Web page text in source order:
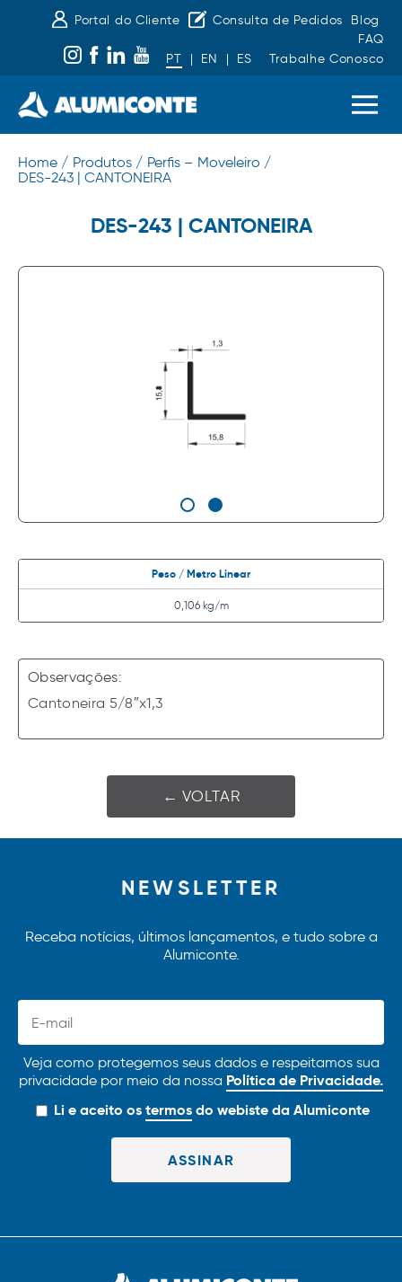
Portal do Cliente Consulta de Pedidos
Blog
FAQ
PT
| EN | ES Trabalhe Conosco
Home / Produtos / Perfis – Moveleiro /
DES-243 | CANTONEIRA
DES-243 | CANTONEIRA
Peso / Metro Linear
0,106 kg/m
Observações:
Cantoneira 5/8″x1,3
← VOLTAR
NEWSLETTER
Receba notícias, últimos lançamentos, e tudo sobre a
Alumiconte.
Veja como protegemos seus dados e respeitamos sua
privacidade por meio da nossa Política de Privacidade.
Li e aceito ostermosdo webiste da Alumiconte